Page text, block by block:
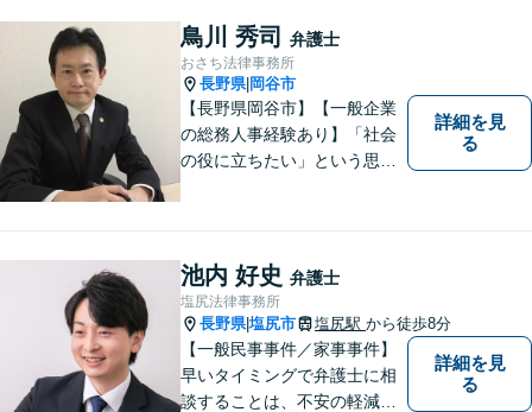
鳥川 秀司 弁護士
おさち法律事務所
長野県| 岡谷市
【長野県岡谷市】【一般企業
の総務人事経験あり】「社会
の役に立ちたい」という思い
谷市・長野県中南信の人々の
権利を守るために懸命に働き
ます。離婚・借金・交通事故
などお気軽にご相談くださ
い。
詳細を見
る
池内 好史 弁護士
塩尻法律事務所
長野県|塩尻市 塩尻駅 から徒歩8分
【一般民事事件／家事事件】
早いタイミングで弁護士に相
談することは、不安の軽減、
詳細を見
る